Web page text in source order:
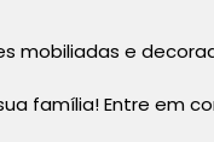
mobiliadas e
família! Entre em